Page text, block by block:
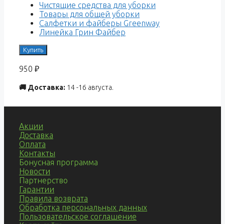
Чистящие средства для уборки
Товары для общей уборки
Салфетки и файберы Greenway
Линейка Грин Файбер
Купить
950 ₽
🚚 Доставка: 14 -16 августа.
Акции
Доставка
Оплата
Контакты
Бонусная программа
Новости
Партнерство
Гарантии
Правила возврата
Обработка персональных данных
Пользовательское соглашение